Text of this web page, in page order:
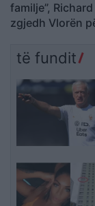
familje”,
zgjedh Vlorën
të fundit